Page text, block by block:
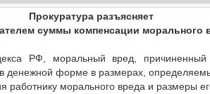
Прокуратура разъясняет
суммы компенсации морального
РФ, моральный вред,
денежной форме в размерах,
работнику морального вреда и размеры